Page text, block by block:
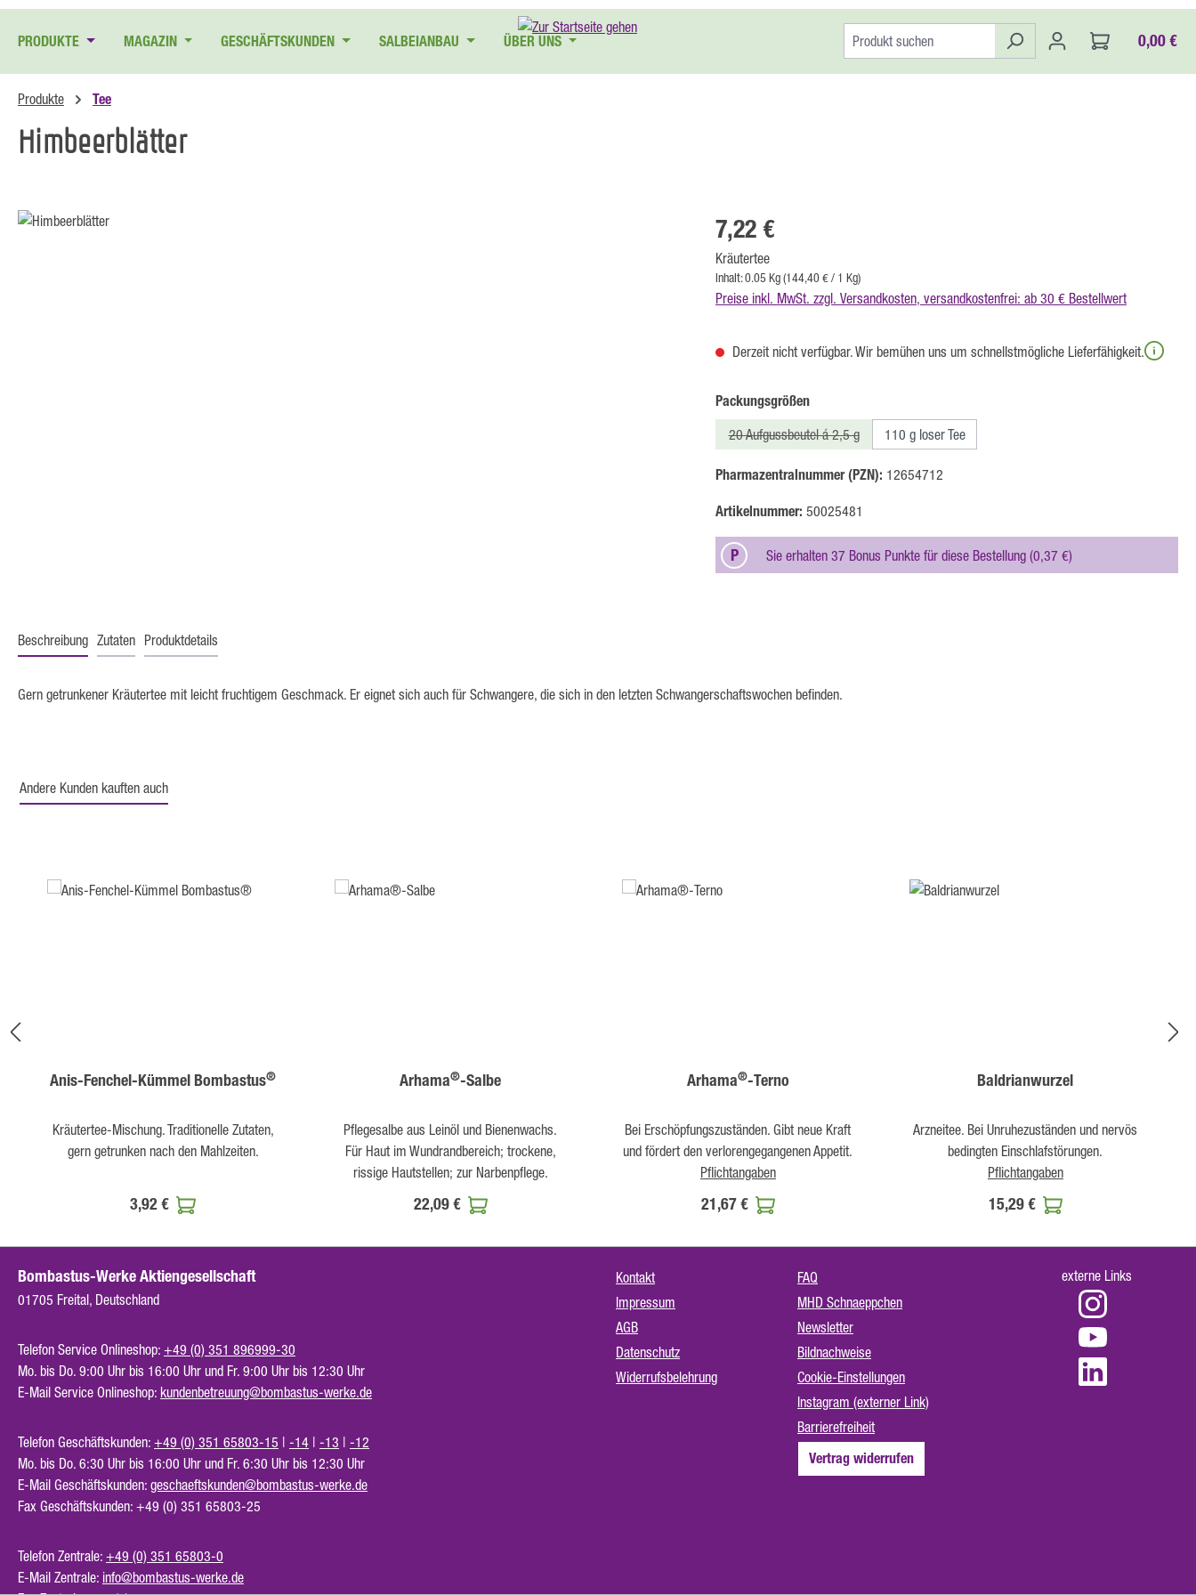
PRODUKTE
MAGAZIN GESCHÄFTSKUNDEN SALBEIANBAU ÜBER UNS 0,00 €
Produkte Tee
Himbeerblätter
Bildergalerie überspringen Regulärer Preis:
7,22 €
Kräutertee
Inhalt:0.05 Kg(144,40 € / 1 Kg)
Preise inkl. MwSt. zzgl. Versandkosten, versandkostenfrei: ab 30 € Bestellwert
Derzeit nicht verfügbar. Wir bemühen uns um schnellstmögliche Lieferfähigkeit.
Packungsgrößenauswählen
20 Aufgussbeutel á 2,5 g
(Diese Option ist zurzeit nicht verfügbar.)
110 g loser Tee
Pharmazentralnummer (PZN): 12654712
Artikelnummer: 50025481
P Sie erhalten 37 Bonus Punkte für diese Bestellung (0,37 €)
Beschreibung Zutaten Produktdetails
Gern getrunkener Kräutertee mit leicht fruchtigem Geschmack. Er eignet sich auch für Schwangere, die sich in den letzten Schwangerschaftswochen befinden.
Andere Kunden kauften auch
Anis-Fenchel-Kümmel Bombastus®
Kräutertee-Mischung. Traditionelle Zutaten,
gern getrunken nach den Mahlzeiten.
3,92 €
Arhama®-Salbe
Pflegesalbe aus Leinöl und Bienenwachs.
Für Haut im Wundrandbereich; trockene,
rissige Hautstellen; zur Narbenpflege.
22,09 €
Arhama®-Terno
Bei Erschöpfungszuständen. Gibt neue Kraft
Pflichtangaben
21,67 €
Baldrianwurzel
Arzneitee. Bei Unruhezuständen und nervös
Pflichtangaben
15,29 €
Bombastus-Werke Aktiengesellschaft
01705 Freital, Deutschland
Telefon Service Onlineshop: +49 (0) 351 896999-30
Mo. bis Do. 9:00 Uhr bis 16:00 Uhr und Fr. 9:00 Uhr bis 12:30 Uhr
E-Mail Service Onlineshop: kundenbetreuung@bombastus-werke.de
Telefon Geschäftskunden: +49 (0) 351 65803-15 | -14 | -13 | -12
Mo. bis Do. 6:30 Uhr bis 16:00 Uhr und Fr. 6:30 Uhr bis 12:30 Uhr
E-Mail Geschäftskunden: geschaeftskunden@bombastus-werke.de
Fax Geschäftskunden: +49 (0) 351 65803-25
Telefon Zentrale: +49 (0) 351 65803-0
E-Mail Zentrale: info@bombastus-werke.de
Kontakt
Impressum
AGB
Datenschutz
Widerrufsbelehrung
FAQ
MHD Schnaeppchen
Newsletter
Bildnachweise
Cookie-Einstellungen
Instagram (externer Link)
Barrierefreiheit
Vertrag widerrufen
externe Links